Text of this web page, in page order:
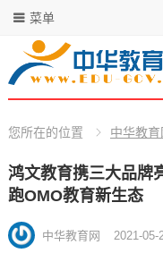
菜单
您所在的位置 中华教育
鸿文教育携三大品牌
跑OMO教育新生态
中华教育网 2021-05-